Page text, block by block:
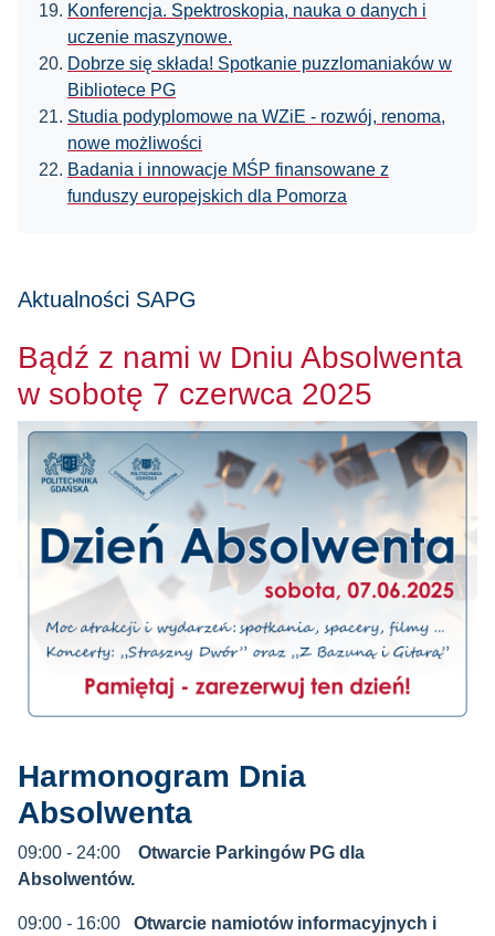
Konferencja. Spektroskopia, nauka o danych i
uczenie maszynowe.
Dobrze się składa! Spotkanie puzzlomaniaków w
Bibliotece PG
Studia podyplomowe na WZiE - rozwój, renoma,
nowe możliwości
Badania i innowacje MŚP finansowane z
funduszy europejskich dla Pomorza
Aktualności SAPG
Bądź z nami w Dniu Absolwenta
w sobotę 7 czerwca 2025
Harmonogram Dnia
Absolwenta
09:00 - 24:00 Otwarcie Parkingów PG dla
Absolwentów.
09:00 - 16:00 Otwarcie namiotów informacyjnych i